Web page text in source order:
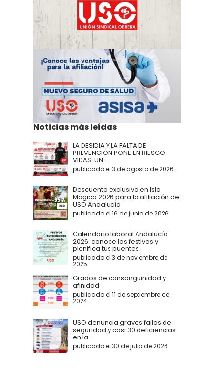
Noticias más leídas
LA DESIDIA Y LA FALTA DE
PREVENCIÓN PONE EN RIESGO
VIDAS: UN ...
publicado el 3 de agosto de 2026
Descuento exclusivo en Isla
Mágica 2026 para la afiliación de
USO Andalucía
publicado el 16 de junio de 2026
Calendario laboral Andalucía
2026: conoce los festivos y
planifica tus puentes
publicado el 3 de noviembre de
2025
Grados de consanguinidad y
afinidad
publicado el 11 de septiembre de
2024
USO denuncia graves fallos de
seguridad y casi 30 deficiencias
en la ...
publicado el 30 de julio de 2026